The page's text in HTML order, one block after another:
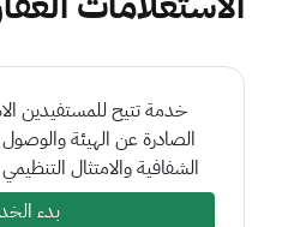
خدمة تتيح للمستفيدين
الصادرة عن الهيئة والوصول
الشفافية والامتثال
بدء